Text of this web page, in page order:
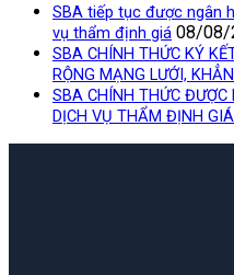
SBA tiếp tục được ngân
vụ thẩm định giá 08/08/
SBA CHÍNH THỨC KÝ
RỘNG MẠNG LƯỚI,
SBA CHÍNH THỨC ĐƯỢC
DỊCH VỤ THẨM ĐỊNH